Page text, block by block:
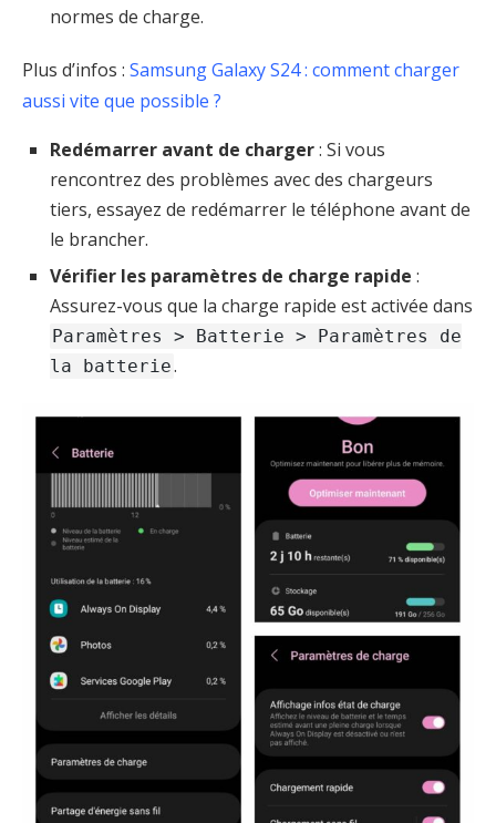
normes de charge.
Plus d’infos : Samsung Galaxy S24 : comment charger
aussi vite que possible ?
Redémarrer avant de charger: Si vous
rencontrez des problèmes avec des chargeurs
tiers, essayez de redémarrer le téléphone avant de
le brancher.
Vérifier les paramètres de charge rapide :
Assurez-vous que la charge rapide est activée dans
Paramètres > Batterie > Paramètres de
la batterie.